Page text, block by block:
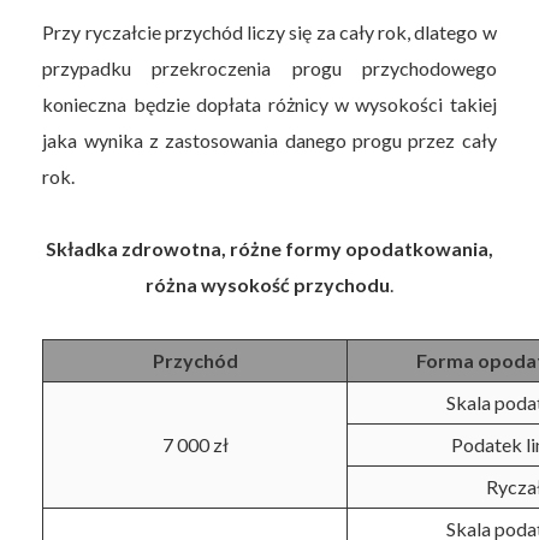
Przy ryczałcie przychód liczy się za cały rok, dlatego w
przypadku przekroczenia progu przychodowego
konieczna będzie dopłata różnicy w wysokości takiej
jaka wynika z zastosowania danego progu przez cały
rok.
Składka zdrowotna, różne formy opodatkowania,
różna wysokość przychodu
Przychód Forma
7 000 zł
Skala
Podatek
Skala